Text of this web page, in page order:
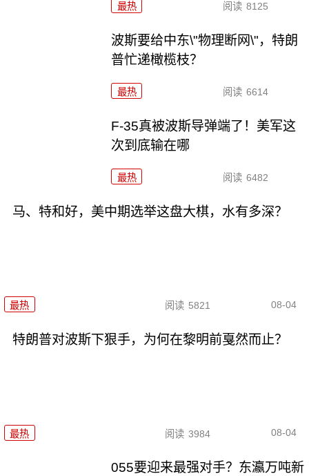
最热 阅读 8125
波斯要给中东\"物理断网\"，特朗
普忙递橄榄枝？
最热 阅读 6614
F-35真被波斯导弹端了！美军这
次到底输在哪
最热 阅读 6482
马、特和好，美中期选举这盘大棋，水有多深？
最热 阅读 5821 08-04
特朗普对波斯下狠手，为何在黎明前戛然而止？
最热 阅读 3984 08-04
055要迎来最强对手？东瀛万吨新